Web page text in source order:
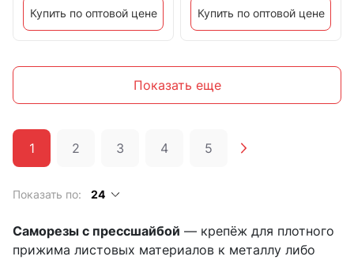
Купить по оптовой цене Купить по оптовой цене
Показать еще
1 2 3 4 5
Показать по: 24
Саморезы с прессшайбой — крепёж для плотного
прижима листовых материалов к металлу либо